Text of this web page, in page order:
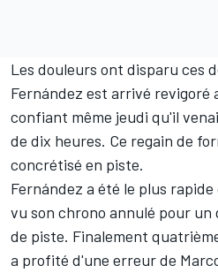
Les douleurs ont disparu ces
Fernández est arrivé revigoré
confiant même jeudi qu'il
de dix heures. Ce regain de
concrétisé en piste.
Fernández a été le plus rapide
vu son chrono annulé pour un
de piste. Finalement
a profité d'une erreur de